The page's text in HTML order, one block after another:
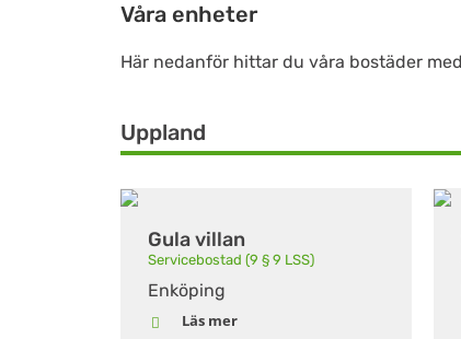
Våra enheter
Här nedanför hittar du våra bostäder
Uppland
Gula villan
Servicebostad (9 § 9 LSS)
Enköping
Läs mer